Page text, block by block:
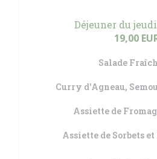
Déjeuner du
19,00
Salade
Curry d'Agneau,
Assiette de
Assiette de Sorbets